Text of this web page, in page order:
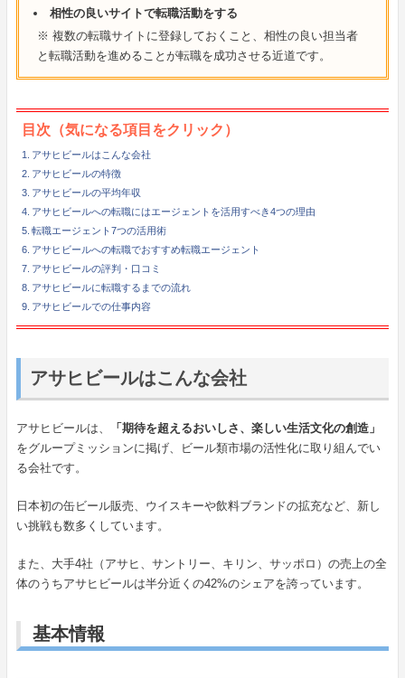
相性の良いサイトで転職活動をする
※ 複数の転職サイトに登録しておくこと、相性の良い担当者
と転職活動を進めることが転職を成功させる近道です。
目次（気になる項目をクリック）
アサヒビールはこんな会社
アサヒビールの特徴
アサヒビールの平均年収
アサヒビールへの転職にはエージェントを活用すべき4つの理由
転職エージェント7つの活用術
アサヒビールへの転職でおすすめ転職エージェント
アサヒビールの評判・口コミ
アサヒビールに転職するまでの流れ
アサヒビールでの仕事内容
アサヒビールはこんな会社
アサヒビールは、
「期待を超えるおいしさ、楽しい生活文化の創造」
をグループミッションに掲げ、ビール類市場の活性化に取り組んでい
る会社です。
日本初の缶ビール販売、ウイスキーや飲料ブランドの拡充など、新し
い挑戦も数多くしています。
また、大手4社（アサヒ、サントリー、キリン、サッポロ）の売上の全
体のうちアサヒビールは半分近くの42%のシェアを誇っています。
基本情報